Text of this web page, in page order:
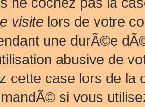
visite lors de votre
une durÃ©e
abusive de
cette case lors de
si vous